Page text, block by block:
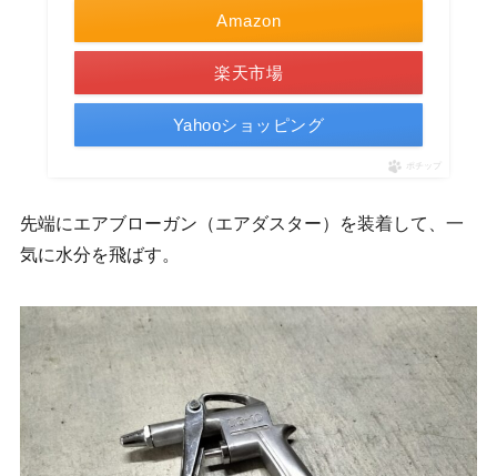
Amazon
楽天市場
Yahooショッピング
ポチップ
先端にエアブローガン（エアダスター）を装着して、一
気に水分を飛ばす。